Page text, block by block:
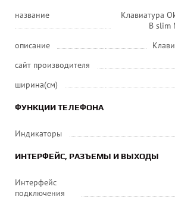
название
Клавиатура
B slim
описание
сайт производителя
ширина(см)
ФУНКЦИИ ТЕЛЕФОНА
Индикаторы
ИНТЕРФЕЙС, РАЗЪЕМЫ И ВЫХОДЫ
Интерфейс
подключения